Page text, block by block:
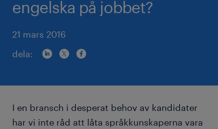
engelska på jobbet?
21 mars 2016
dela:
I en bransch i desperat behov av kandidater
har vi inte råd att låta språkkunskaperna vara